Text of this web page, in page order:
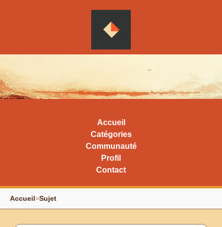
Accueil
Catégories
Communauté
Profil
Contact
Accueil>Sujet